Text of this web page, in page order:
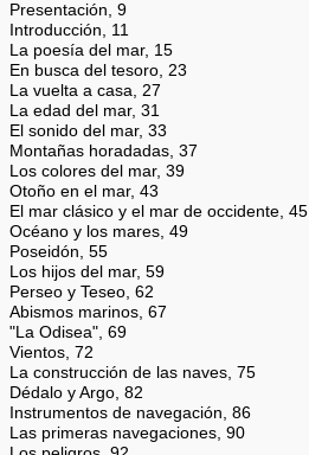
Presentación, 9
Introducción, 11
La poesía del mar, 15
En busca del tesoro, 23
La vuelta a casa, 27
La edad del mar, 31
El sonido del mar, 33
Montañas horadadas, 37
Los colores del mar, 39
Otoño en el mar, 43
El mar clásico y el mar de occidente, 45
Océano y los mares, 49
Poseidón, 55
Los hijos del mar, 59
Perseo y Teseo, 62
Abismos marinos, 67
"La Odisea", 69
Vientos, 72
La construcción de las naves, 75
Dédalo y Argo, 82
Instrumentos de navegación, 86
Las primeras navegaciones, 90